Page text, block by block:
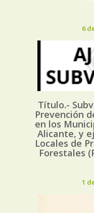
6
Título.-
Prevención
en los
Alicante, y
Locales de
Forestales
1